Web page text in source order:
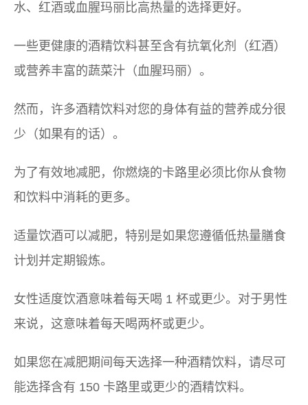
水、红酒或血腥玛丽比高热量的选择更好。
一些更健康的酒精饮料甚至含有抗氧化剂（红酒）
或营养丰富的蔬菜汁（血腥玛丽）。
然而，许多酒精饮料对您的身体有益的营养成分很
少（如果有的话）。
为了有效地减肥，你燃烧的卡路里必须比你从食物
和饮料中消耗的更多。
适量饮酒可以减肥，特别是如果您遵循低热量膳食
计划并定期锻炼。
女性适度饮酒意味着每天喝 1 杯或更少。对于男性
来说，这意味着每天喝两杯或更少。
如果您在减肥期间每天选择一种酒精饮料，请尽可
能选择含有 150 卡路里或更少的酒精饮料。